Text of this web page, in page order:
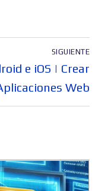
SIGUIENTE
e iOS | Crear
Web